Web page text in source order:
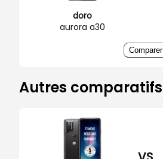
doro
aurora a30
Comparer
Autres comparatifs